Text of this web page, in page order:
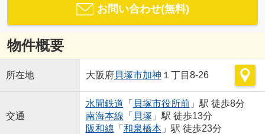
お問い合わせ(無料)
物件概要
所在地 大阪府貝塚市加神 １丁目8-26
交通
水間鉄道 「 貝塚市役所前」駅 徒歩8分
南海本線 「 貝塚 」駅 徒歩13分
阪和線 「 和泉橋本」駅 徒歩23分